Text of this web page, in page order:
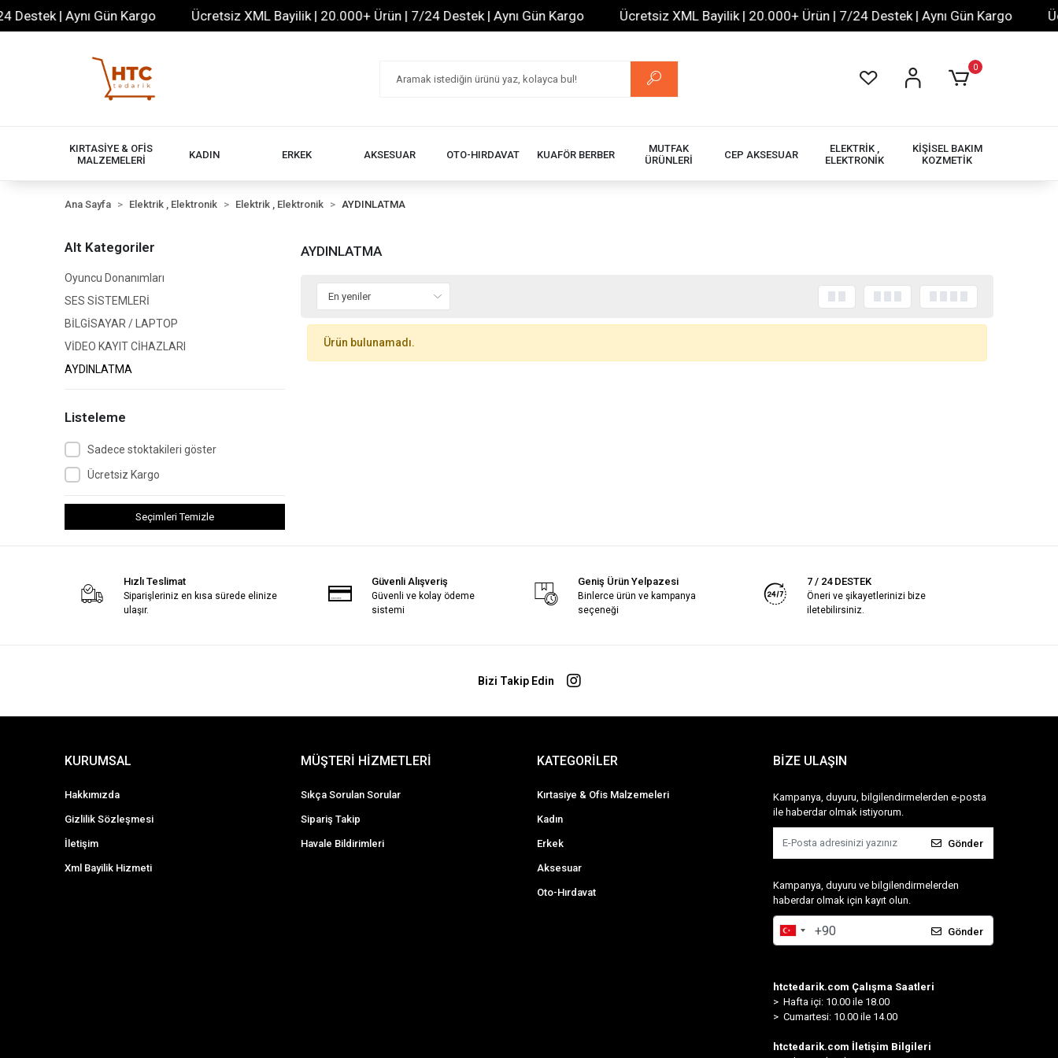
| Aynı Gün Kargo Ücretsiz XML Bayilik | 20.000+ Ürün | 7/24 Destek | Aynı Gün Kargo Ücretsiz XML Bayilik | 20.000+ Ürün | 7/24 Destek | Aynı Gün Kargo
0
KIRTASİYE & OFİS
MALZEMELERİ
KADIN ERKEK AKSESUAR OTO-HIRDAVAT KUAFÖR BERBER
MUTFAK
ÜRÜNLERİ
CEP AKSESUAR
ELEKTRİK ,
ELEKTRONİK
KİŞİSEL BAKIM
KOZMETİK
Ana Sayfa Elektrik , Elektronik Elektrik , Elektronik AYDINLATMA
Alt Kategoriler
Oyuncu Donanımları
SES SİSTEMLERİ
BİLGİSAYAR / LAPTOP
VİDEO KAYIT CİHAZLARI
AYDINLATMA
Listeleme
Sadece stoktakileri göster
Ücretsiz Kargo
Seçimleri Temizle
AYDINLATMA
Ürün bulunamadı.
Hızlı Teslimat
Siparişleriniz en kısa sürede elinize
ulaşır.
Güvenli Alışveriş
Güvenli ve kolay ödeme
sistemi
Geniş Ürün Yelpazesi
Binlerce ürün ve kampanya
seçeneği
7 / 24 DESTEK
Öneri ve şikayetlerinizi bize
iletebilirsiniz.
Bizi Takip Edin
KURUMSAL
Hakkımızda
Gizlilik Sözleşmesi
İletişim
Xml Bayilik Hizmeti
MÜŞTERİ HİZMETLERİ
Sıkça Sorulan Sorular
Sipariş Takip
Havale Bildirimleri
KATEGORİLER
Kırtasiye & Ofis Malzemeleri
Kadın
Erkek
Aksesuar
Oto-Hırdavat
BİZE ULAŞIN
Kampanya, duyuru, bilgilendirmelerden e-posta
ile haberdar olmak istiyorum.
Gönder
Kampanya, duyuru ve bilgilendirmelerden
haberdar olmak için kayıt olun.
Gönder
htctedarik.com Çalışma Saatleri
> Hafta içi: 10.00 ile 18.00
> Cumartesi: 10.00 ile 14.00
htctedarik.com İletişim Bilgileri